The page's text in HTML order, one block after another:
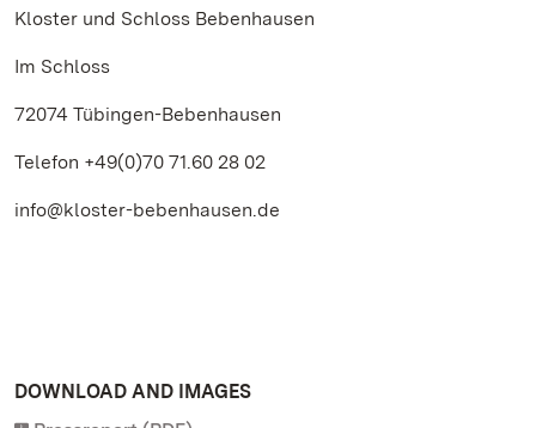
Kloster und Schloss Bebenhausen
Im Schloss
72074 Tübingen-Bebenhausen
Telefon +49(0)70 71.60 28 02
info@kloster-bebenhausen.de
DOWNLOAD AND IMAGES